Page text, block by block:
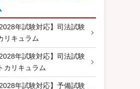
年試験対応】司法試験
リキュラム
年試験対応】司法試験
カリキュラム
年試験対応】予備試験